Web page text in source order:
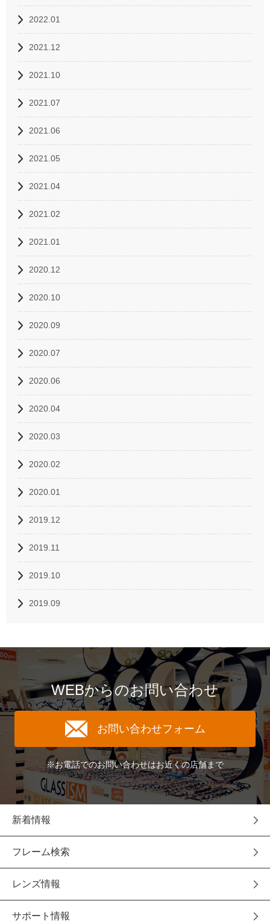
2022.01
2021.12
2021.10
2021.07
2021.06
2021.05
2021.04
2021.02
2021.01
2020.12
2020.10
2020.09
2020.07
2020.06
2020.04
2020.03
2020.02
2020.01
2019.12
2019.11
2019.10
2019.09
WEBからのお問い合わせ
お問い合わせフォーム
※お電話でのお問い合わせはお近くの店舗まで
新着情報
フレーム検索
レンズ情報
サポート情報